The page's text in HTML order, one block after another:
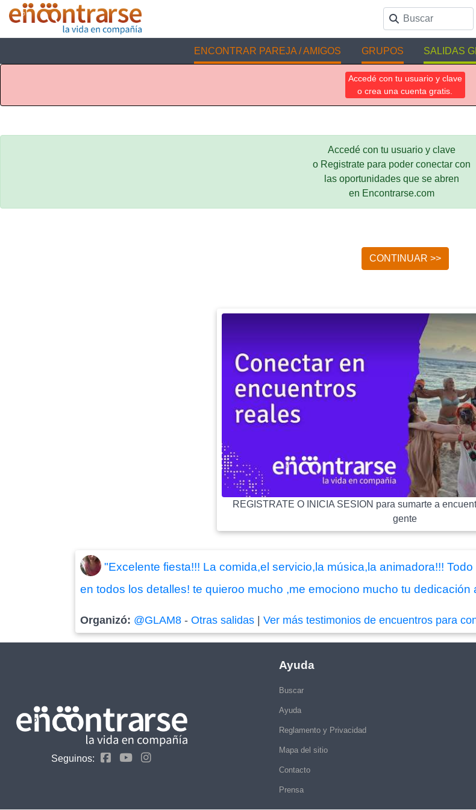
ENCONTRAR PAREJA / AMIGOS GRUPOS SALIDAS
Accedé con tu usuario y clave
o crea una cuenta gratis.
Accedé con tu usuario y clave
o Registrate para poder conectar con
las oportunidades que se abren
en Encontrarse.com
CONTINUAR >>
REGISTRATE O INICIA SESION para sumarte a
gente
"Excelente fiesta!!! La comida,el servicio,la música,la animadora!!!
en todos los detalles! te quieroo mucho ,me emociono mucho tu dedicación
Organizó: @GLAM8 -Otras salidas |Ver más testimonios de encuentros para
Seguinos:
Ayuda
Buscar
Ayuda
Reglamento y Privacidad
Mapa del sitio
Contacto
Prensa